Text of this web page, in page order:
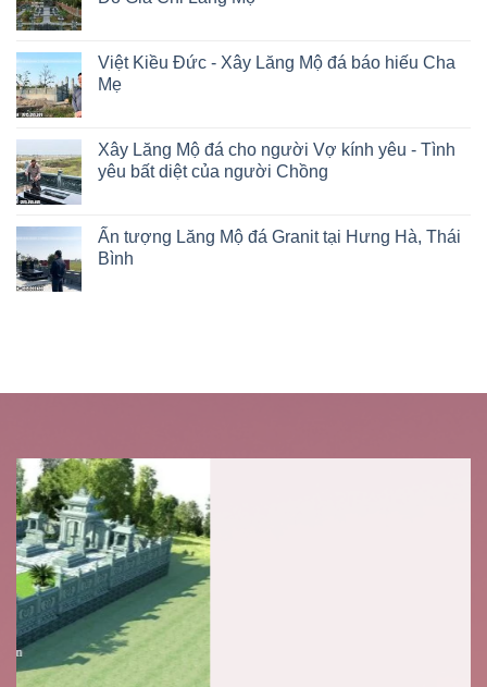
Việt Kiều Đức - Xây Lăng Mộ đá báo hiếu Cha
Mẹ
Xây Lăng Mộ đá cho người Vợ kính yêu - Tình
yêu bất diệt của người Chồng
Ấn tượng Lăng Mộ đá Granit tại Hưng Hà, Thái
Bình